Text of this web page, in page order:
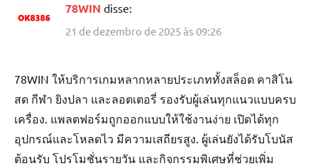
78WIN disse:
21 de dezembro de 2025 às 09:26
78WIN ให้บริการเกมหลากหลายประเภททั้งสล็อต คาสิโน
สด กีฬา ยิงปลา และลอตเตอรี่ รองรับผู้เล่นทุกแนวแบบครบ
เครื่อง. แพลตฟอร์มถูกออกแบบให้ใช้งานง่าย เปิดได้ทุก
อุปกรณ์และโหลดไว มีความเสถียรสูง. ผู้เล่นยังได้รับโบนัส
ต้อนรับ โปรโมชั่นรายวัน และกิจกรรมพิเศษที่ช่วยเพิ่ม